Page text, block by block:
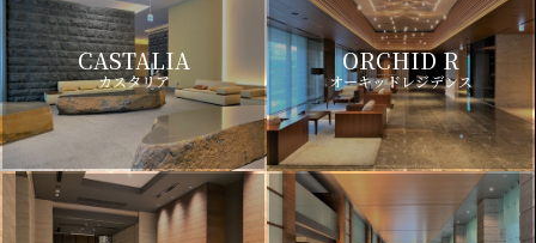
CASTALIA
カスタリア
ORCHID R
オーキッドレジデンス